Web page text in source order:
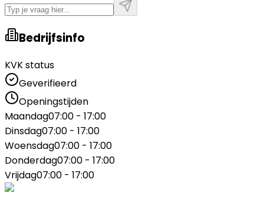
Bedrijfsinfo
KVK status
Geverifieerd
Openingstijden
Maandag07:00 - 17:00
Dinsdag07:00 - 17:00
Woensdag07:00 - 17:00
Donderdag07:00 - 17:00
Vrijdag07:00 - 17:00